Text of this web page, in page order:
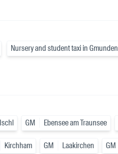
Nursery and student taxi in Gmunden
GM Ebensee am Traunsee
Kirchham GM Laakirchen GM